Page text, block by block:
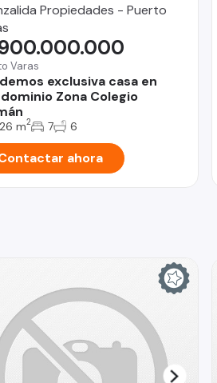
Propiedades - Puerto
Varas
exclusiva casa en
Zona Colegio
m2 7 6
ahora